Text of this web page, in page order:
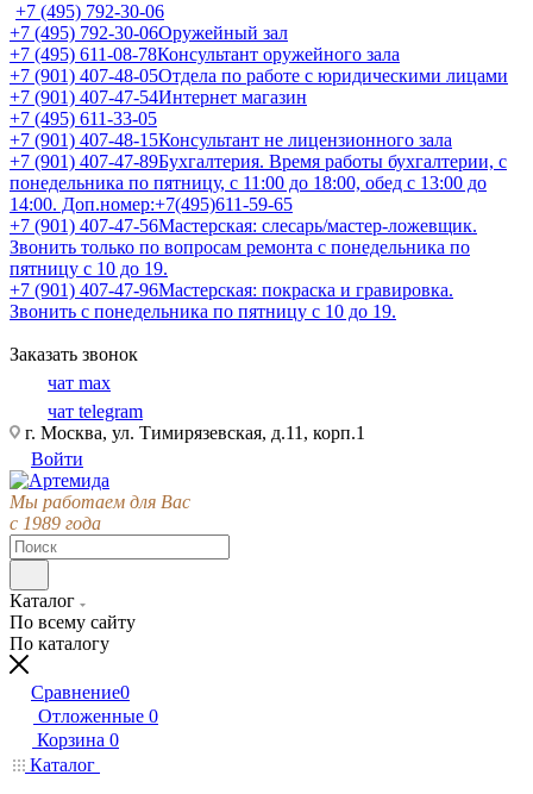
+7 (495) 792-30-06
+7 (495) 792-30-06Оружейный зал
+7 (495) 611-08-78Консультант оружейного зала
+7 (901) 407-48-05Отдела по работе с юридическими лицами
+7 (901) 407-47-54Интернет магазин
+7 (495) 611-33-05
+7 (901) 407-48-15Консультант не лицензионного зала
+7 (901) 407-47-89Бухгалтерия. Время работы бухгалтерии, с
понедельника по пятницу, с 11:00 до 18:00, обед с 13:00 до
14:00. Доп.номер:+7(495)611-59-65
+7 (901) 407-47-56Мастерская: слесарь/мастер-ложевщик.
Звонить только по вопросам ремонта с понедельника по
пятницу с 10 до 19.
+7 (901) 407-47-96Мастерская: покраска и гравировка.
Звонить с понедельника по пятницу с 10 до 19.
Заказать звонок
чат max
чат telegram
г. Москва, ул. Тимирязевская, д.11, корп.1
Войти
Мы работаем для Вас
с 1989 года
Каталог
По всему сайту
По каталогу
Сравнение0
Отложенные 0
Корзина 0
Каталог